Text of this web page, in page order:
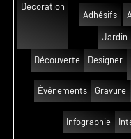
Décoration
Adhésifs
Jardin
Découverte Designer
Événements Gravure
Infographie